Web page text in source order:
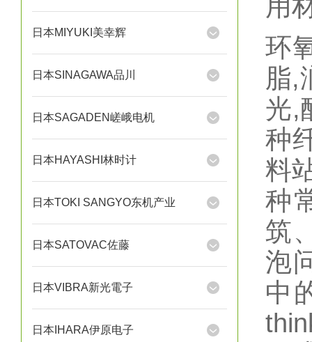
日本MIYUKI美幸辉
日本SINAGAWA品川
日本SAGADEN嵯峨电机
日本HAYASHI林时计
日本TOKI SANGYO东机产业
日本SATOVAC佐藤
日本VIBRA新光電子
日本IHARA伊原电子
用
环
脂,
光,
种
料
种
筑
泡
中